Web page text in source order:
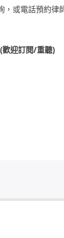
，或電話預約
迎訂閱/重聽)